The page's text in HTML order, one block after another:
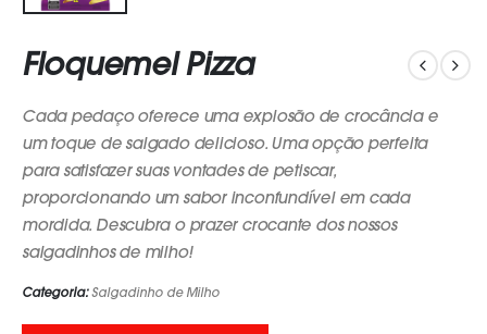
Floquemel Pizza
Cada pedaço oferece uma explosão de crocância e
um toque de salgado delicioso. Uma opção perfeita
para satisfazer suas vontades de petiscar,
proporcionando um sabor inconfundível em cada
mordida. Descubra o prazer crocante dos nossos
salgadinhos de milho!
Categoria:Salgadinho de Milho